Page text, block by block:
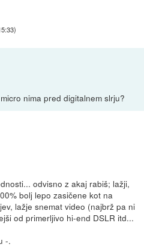
)
nima pred digitalnem slrju?
odvisno z akaj rabiš; lažji,
bolj lepo zasičene kot na
lažje snemat video (najbrž pa ni
od primerljivo hi-end DSLR itd...
-.